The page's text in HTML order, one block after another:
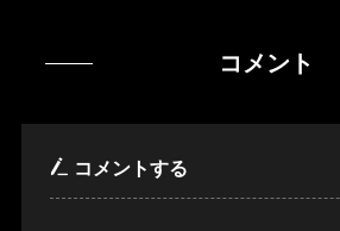
コメント
コメントする